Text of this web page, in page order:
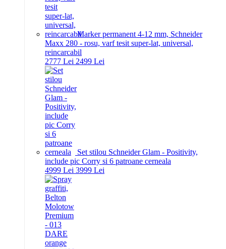
Marker permanent 4-12 mm, Schneider
Maxx 280 - rosu, varf tesit super-lat, universal,
reincarcabil
2777 Lei 2499 Lei
Set stilou Schneider Glam - Positivity,
include pic Corry si 6 patroane cerneala
4999 Lei 3999 Lei